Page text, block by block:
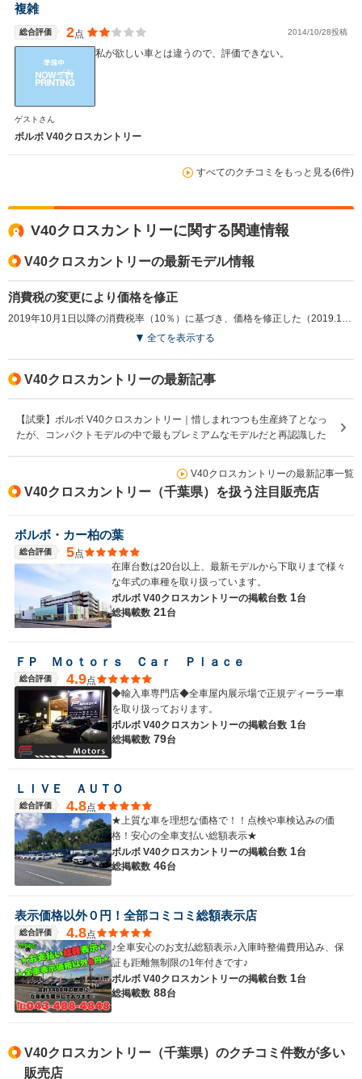
複雑
総合評価 2点 2014/10/28投稿
私が欲しい車とは違うので、評価できない。
ゲストさん
ボルボ V40クロスカントリー
すべてのクチコミをもっと見る(6件)
V40クロスカントリーに関する関連情報
V40クロスカントリーの最新モデル情報
消費税の変更により価格を修正
2019年10月1日以降の消費税率（10％）に基づき、価格を修正した（2019.10）
全てを表示する
V40クロスカントリーの最新記事
【試乗】ボルボ V40クロスカントリー｜惜しまれつつも生産終了となっ
たが、コンパクトモデルの中で最もプレミアムなモデルだと再認識した
V40クロスカントリーの最新記事一覧
V40クロスカントリー（千葉県）を扱う注目販売店
ボルボ・カー柏の葉
総合評価 5点
在庫台数は20台以上、最新モデルから下取りまで様々
な年式の車種を取り扱っています。
ボルボ V40クロスカントリーの掲載台数 1台
総掲載数 21台
ＦＰ Ｍｏｔｏｒｓ Ｃａｒ Ｐｌａｃｅ
総合評価 4.9点
◆輸入車専門店◆全車屋内展示場で正規ディーラー車
を取り扱っております。
ボルボ V40クロスカントリーの掲載台数 1台
総掲載数 79台
ＬＩＶＥ ＡＵＴＯ
総合評価 4.8点
★上質な車を理想な価格で！！点検や車検込みの価
格！安心の全車支払い総額表示★
ボルボ V40クロスカントリーの掲載台数 1台
総掲載数 46台
表示価格以外０円！全部コミコミ総額表示店
総合評価 4.8点
♪全車安心のお支払総額表示♪入庫時整備費用込み、保
証も距離無制限の1年付きです♪
ボルボ V40クロスカントリーの掲載台数 1台
総掲載数 88台
V40クロスカントリー（千葉県）のクチコミ件数が多い
販売店